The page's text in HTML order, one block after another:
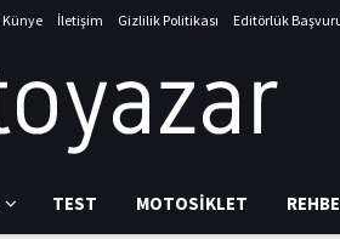
Künye İletişim Gizlilik Politikası Editörlük
TEST MOTOSIKLET